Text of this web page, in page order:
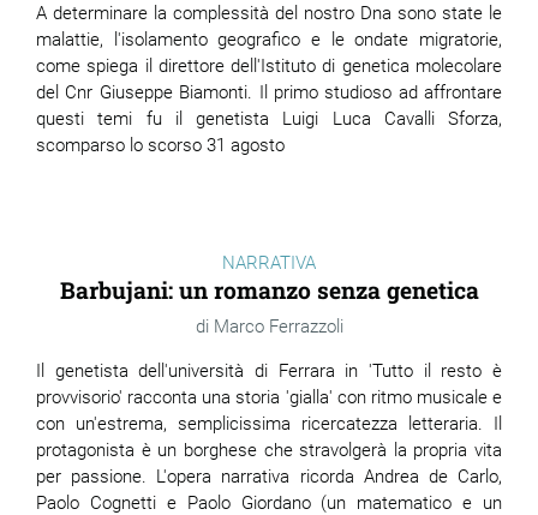
A determinare la complessità del nostro Dna sono state le
malattie, l'isolamento geografico e le ondate migratorie,
come spiega il direttore dell'Istituto di genetica molecolare
del Cnr Giuseppe Biamonti. Il primo studioso ad affrontare
questi temi fu il genetista Luigi Luca Cavalli Sforza,
scomparso lo scorso 31 agosto
NARRATIVA
Barbujani: un romanzo senza genetica
Marco Ferrazzoli
Il genetista dell'università di Ferrara in 'Tutto il resto è
provvisorio' racconta una storia 'gialla' con ritmo musicale e
con un'estrema, semplicissima ricercatezza letteraria. Il
protagonista è un borghese che stravolgerà la propria vita
per passione. L'opera narrativa ricorda Andrea de Carlo,
Paolo Cognetti e Paolo Giordano (un matematico e un